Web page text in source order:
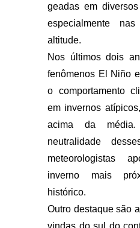
geadas em
especialmente
altitude.
Nos últimos dois
fenômenos El Niño
o comportamento
em invernos
acima da
neutralidade
meteorologistas
inverno mais
histórico.
Outro destaque são
vindas do sul do